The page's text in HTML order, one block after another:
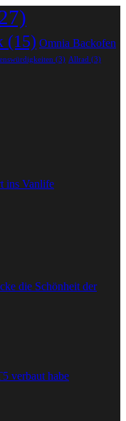
(15) Omnia Backofen
(3) Allrad (3)
ins Vanlife
die Schönheit der
verbaut habe